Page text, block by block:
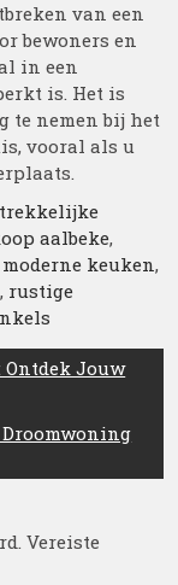
van een
bewoners en
in een
is. Het is
te nemen bij het
vooral als u
aalbeke,
moderne keuken,
, rustige
Jouw
Vereiste